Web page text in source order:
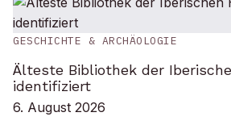
GESCHICHTE & ARCHÄOLOGIE
Älteste Bibliothek der
identifiziert
6. August 2026